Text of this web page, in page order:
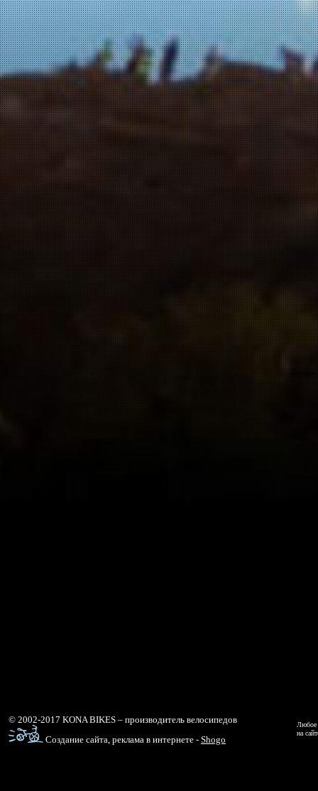
© 2002-2017 KONA BIKES – производитель велосипедов
Создание сайта, реклама в интернете - Shogo
Любое
на